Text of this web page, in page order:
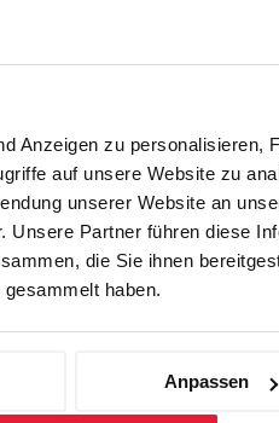
Anzeigen zu personalisieren,
auf unsere Website zu
unserer Website an
Unsere Partner führen diese
die Sie ihnen
haben.
Anpassen
Consulting
Berufsbegleitendes
für
umgezogen.